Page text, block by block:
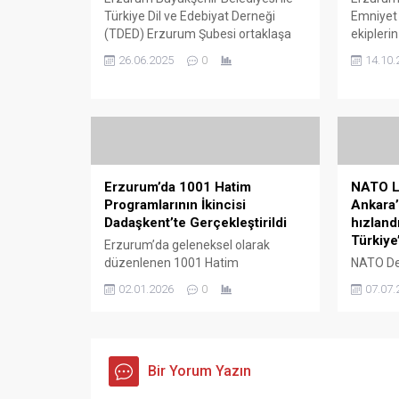
Türkiye Dil ve Edebiyat Derneği
(TDED) Erzurum Şubesi ortaklaşa
gerçekleştirdi. İbrahim Erkal Dadaş
Türk dünyasının ortak değeri
olduğunu...
26.06.2025 0
ekiplerin
Metal
Erzurum’da 1001 Hatim
Programlarının İkincisi
Dadaşkent’te Gerçekleştirildi
Erzurum’da geleneksel olarak
düzenlenen 1001 Hatim
Müftülüğüne bağlı Dadaşkent
Ömer Nasuhi Bilmen Dini Yüksek
İhtisas Merkezi Müdürü Dr. İsa
02.01.2026 0
NATO
NATO
Bir Yorum Yazın